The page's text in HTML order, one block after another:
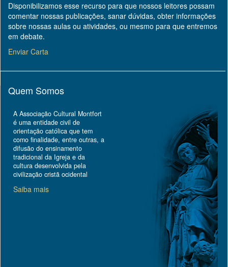
Disponibilizamos esse recurso para que nossos leitores possam
comentar nossas publicações, sanar dúvidas, obter informações
sobre nossas aulas ou atividades, ou mesmo para que entremos
em debate.
Enviar Carta
Quem Somos
A Associação Cultural Montfort
é uma entidade civil de
orientação católica que tem
como finalidade, entre outras, a
difusão do ensinamento
tradicional da Igreja e da
cultura desenvolvida pela
civilização cristã ocidental
Saiba mais